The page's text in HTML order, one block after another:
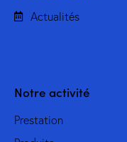
Actualités
Notre activité
Prestation